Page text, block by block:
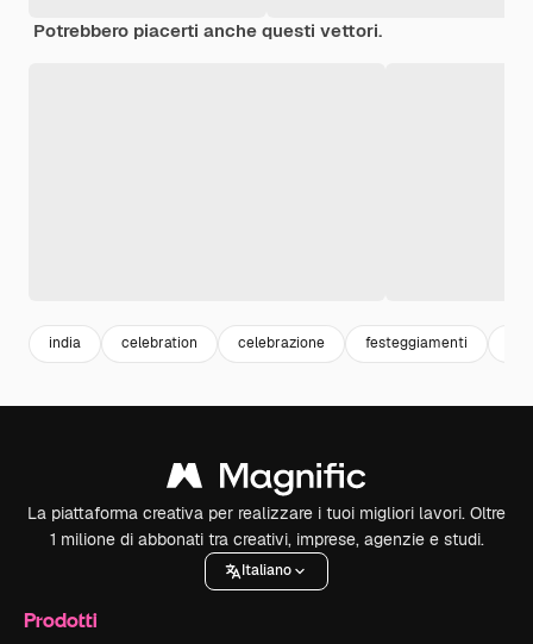
Potrebbero piacerti anche questi vettori.
india celebration celebrazione festeggiamenti
La piattaforma creativa per realizzare i tuoi migliori lavori. Oltre
1 milione di abbonati tra creativi, imprese, agenzie e studi.
Italiano
Prodotti